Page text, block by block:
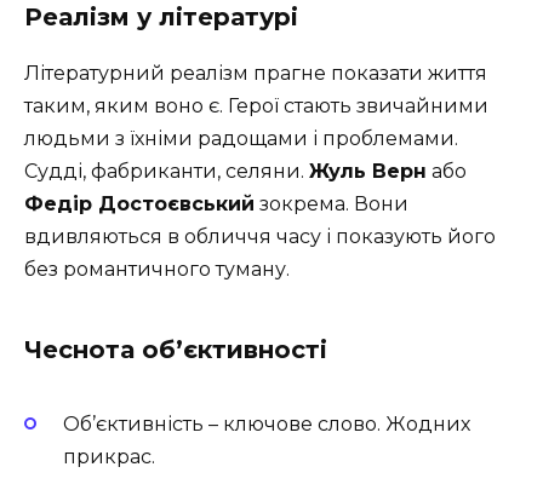
Реалізм у літературі
Літературний реалізм прагне показати життя
таким, яким воно є. Герої стають звичайними
людьми з їхніми радощами і проблемами.
Судді, фабриканти, селяни. Жуль Верн або
Федір Достоєвський зокрема. Вони
вдивляються в обличчя часу і показують його
без романтичного туману.
Чеснота об’єктивності
Об’єктивність – ключове слово. Жодних
прикрас.